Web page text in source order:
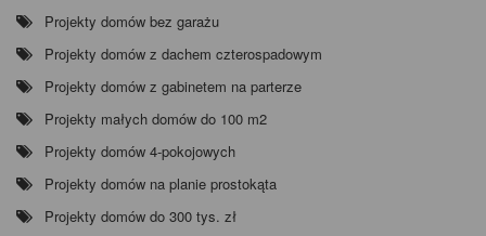
Projekty domów bez garażu
Projekty domów z dachem czterospadowym
Projekty domów z gabinetem na parterze
Projekty małych domów do 100 m2
Projekty domów 4-pokojowych
Projekty domów na planie prostokąta
Projekty domów do 300 tys. zł